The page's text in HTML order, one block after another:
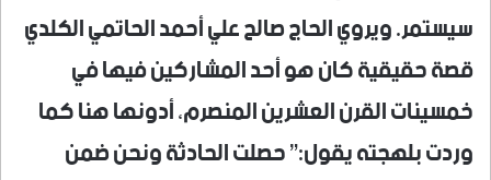
سيستمر. ويروي الحاج صالح علي أحمد الحاتمي الكلدي
قصة حقيقية كان هو أحد المشاركين فيها في
خمسينات القرن العشرين المنصرم، أدونها هنا كما
وردت بلهجته يقول:” حصلت الحادثة ونحن ضمن